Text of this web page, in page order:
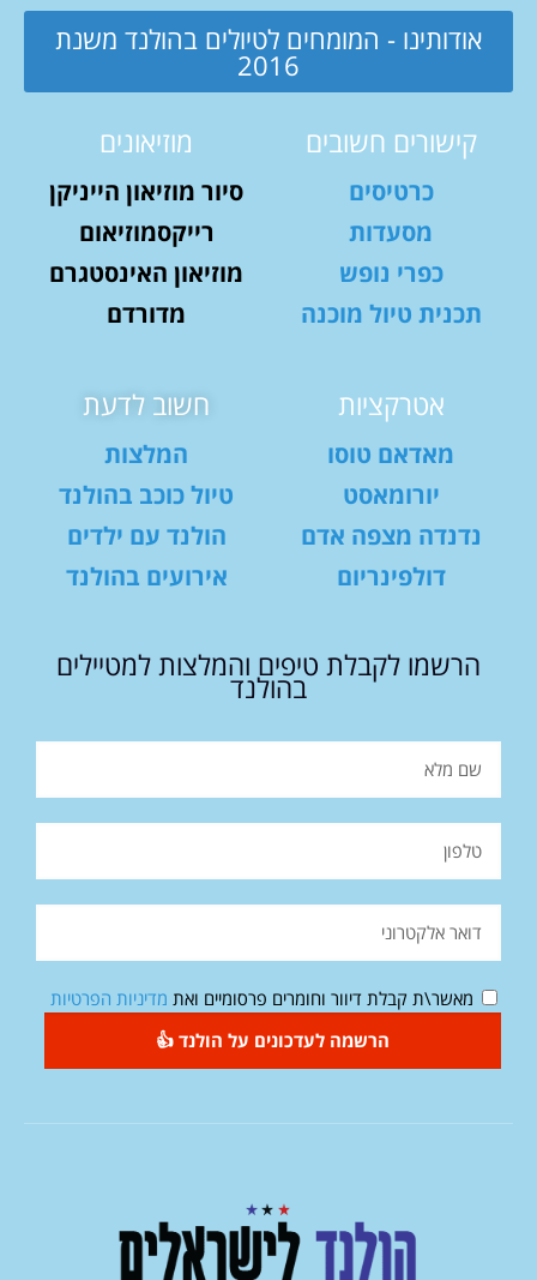
אודותינו - המומחים לטיולים בהולנד משנת
2016
קישורים חשובים
כרטיסים
מסעדות
כפרי נופש
תכנית טיול מוכנה
מוזיאונים
סיור מוזיאון הייניקן
רייקסמוזיאום
מוזיאון האינסטגרם
מדורדם
אטרקציות
מאדאם טוסו
יורומאסט
נדנדה מצפה אדם
דולפינריום
חשוב לדעת
המלצות
טיול כוכב בהולנד
הולנד עם ילדים
אירועים בהולנד
הרשמו לקבלת טיפים והמלצות למטיילים
בהולנד
מאשר\ת קבלת דיוור וחומרים פרסומיים ואת מדיניות הפרטיות
הרשמה לעדכונים על הולנד 👍